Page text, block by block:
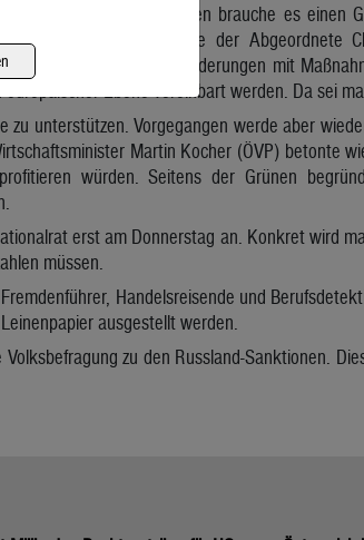
ist. Stattdessen brauche es einen
werde, wie der Abgeordnete
die nationalen Herausforderungen mit
Ebene vereinbart werden. Da sei
zu unterstützen. Vorgegangen werde aber
Martin Kocher (ÖVP) betonte
würden. Seitens der Grünen
erst am Donnerstag an. Konkret wird
müssen.
Handelsreisende und
ausgestellt werden.
zu den Russland-Sanktionen.